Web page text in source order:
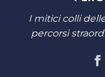
I mitici colli
percorsi